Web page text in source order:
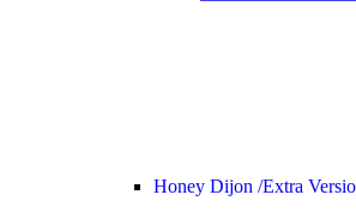
Honey Dijon /Extra